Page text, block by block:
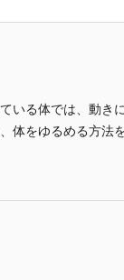
いる体では、動き
体をゆるめる方法